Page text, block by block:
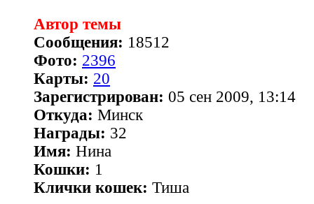
Автор темы
Сообщения: 18512
Фото: 2396
Карты: 20
Зарегистрирован: 05 сен 2009, 13:14
Откуда: Минск
Награды: 32
Имя: Нина
Кошки: 1
Клички кошек: Тиша